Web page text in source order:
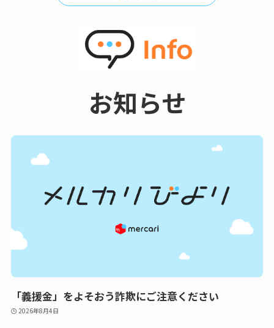
お知らせ
「義援金」をよそおう詐欺にご注意ください
2026年8月4日